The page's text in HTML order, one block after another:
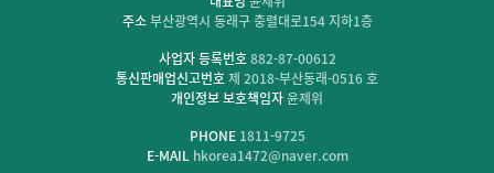
주소부산광역시 동래구 충렬대로154 지하1층
사업자 등록번호882-87-00612
통신판매업신고번호제 2018-부산동래-0516 호
개인정보 보호책임자윤제위
PHONE1811-9725
E-MAILhkorea1472@naver.com